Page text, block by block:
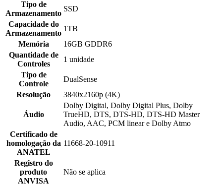
Tipo de
Armazenamento
SSD
Capacidade do
Armazenamento
1TB
Memória
16GB GDDR6
Quantidade de
Controles
1 unidade
Tipo de
Controle
DualSense
Resolução
3840x2160p (4K)
Áudio
Dolby Digital, Dolby Digital Plus, Dolby
TrueHD, DTS, DTS-HD, DTS-HD Master
Audio, AAC, PCM linear e Dolby Atmo
Certificado de
homologação da
ANATEL
11668-20-10911
Registro do
produto
ANVISA
Não se aplica